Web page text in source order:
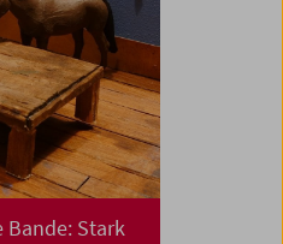
Bande: Stark